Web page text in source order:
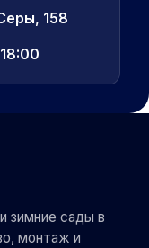
158
зимние сады в
монтаж и